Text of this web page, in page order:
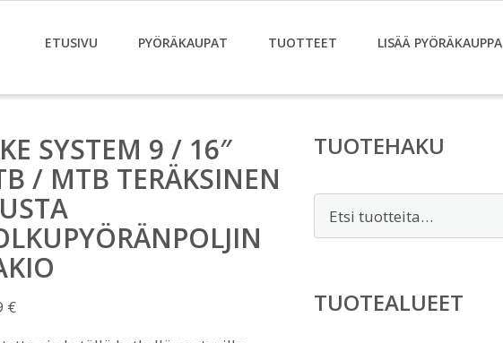
ETUSIVU PYÖRÄKAUPAT TUOTTEET LISÄÄ PYÖRÄKAUPPA
SYSTEM 9 / 16″
/ MTB TERÄKSINEN
€
TUOTEHAKU
TUOTEALUEET